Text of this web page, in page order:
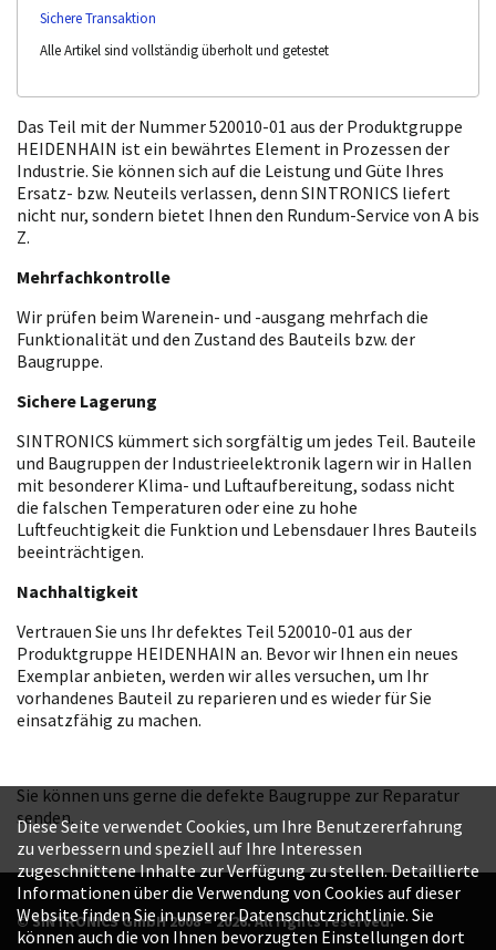
Sichere Transaktion
Alle Artikel sind vollständig überholt und getestet
Das Teil mit der Nummer 520010-01 aus der Produktgruppe
HEIDENHAIN ist ein bewährtes Element in Prozessen der
Industrie. Sie können sich auf die Leistung und Güte Ihres
Ersatz- bzw. Neuteils verlassen, denn SINTRONICS liefert
nicht nur, sondern bietet Ihnen den Rundum-Service von A bis
Z.
Mehrfachkontrolle
Wir prüfen beim Warenein- und -ausgang mehrfach die
Funktionalität und den Zustand des Bauteils bzw. der
Baugruppe.
Sichere Lagerung
SINTRONICS kümmert sich sorgfältig um jedes Teil. Bauteile
und Baugruppen der Industrieelektronik lagern wir in Hallen
mit besonderer Klima- und Luftaufbereitung, sodass nicht
die falschen Temperaturen oder eine zu hohe
Luftfeuchtigkeit die Funktion und Lebensdauer Ihres Bauteils
beeinträchtigen.
Nachhaltigkeit
Vertrauen Sie uns Ihr defektes Teil 520010-01 aus der
Produktgruppe HEIDENHAIN an. Bevor wir Ihnen ein neues
Exemplar anbieten, werden wir alles versuchen, um Ihr
vorhandenes Bauteil zu reparieren und es wieder für Sie
einsatzfähig zu machen.
Sie können uns gerne die defekte Baugruppe zur Reparatur
senden.
© SINTRONICS GmbH 2008 – 2026. All rights reserved.
Diese Seite verwendet Cookies, um Ihre Benutzererfahrung
zu verbessern und speziell auf Ihre Interessen
zugeschnittene Inhalte zur Verfügung zu stellen. Detaillierte
Informationen über die Verwendung von Cookies auf dieser
Website finden Sie in unserer Datenschutzrichtlinie. Sie
können auch die von Ihnen bevorzugten Einstellungen dort